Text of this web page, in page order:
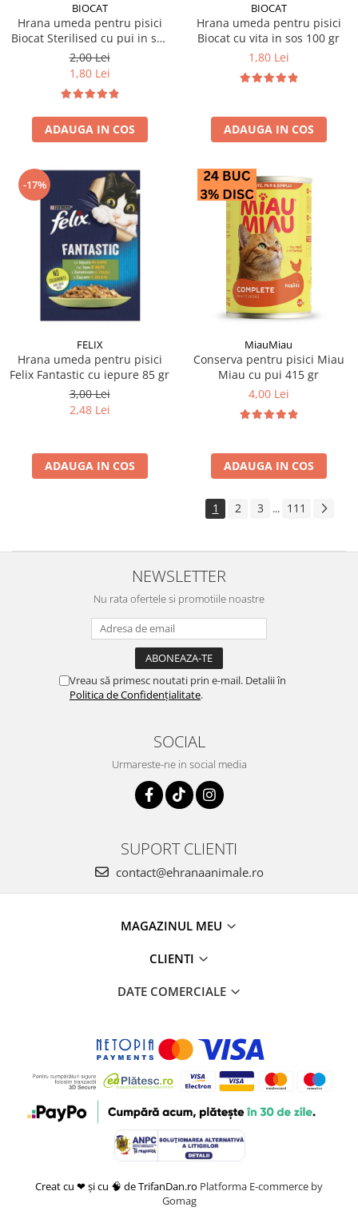
BIOCAT
Hrana umeda pentru pisici
Biocat Sterilised cu pui in sos
85 gr
2,00 Lei
1,80 Lei
ADAUGA IN COS
BIOCAT
Hrana umeda pentru pisici
Biocat cu vita in sos 100 gr
1,80 Lei
ADAUGA IN COS
-17%
FELIX
Hrana umeda pentru pisici
Felix Fantastic cu iepure 85 gr
3,00 Lei
2,48 Lei
ADAUGA IN COS
MiauMiau
Conserva pentru pisici Miau
Miau cu pui 415 gr
4,00 Lei
ADAUGA IN COS
1 2 3 ... 111
NEWSLETTER
Nu rata ofertele si promotiile noastre
Vreau să primesc noutati prin e-mail. Detalii în
Politica de Confidențialitate.
SOCIAL
Urmareste-ne in social media
SUPORT CLIENTI
contact@ehranaanimale.ro
MAGAZINUL MEU
CLIENTI
DATE COMERCIALE
Creat cu ❤ și cu 🧠 de TrifanDan.ro Platforma E-commerce by
Gomag